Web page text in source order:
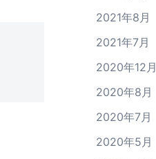
2021年8月
2021年7月
2020年12月
2020年8月
2020年7月
2020年5月